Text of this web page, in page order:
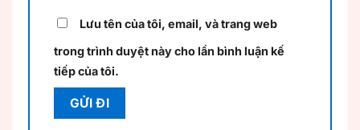
Lưu tên của tôi, email, và trang web
trong trình duyệt này cho lần bình luận kế
tiếp của tôi.